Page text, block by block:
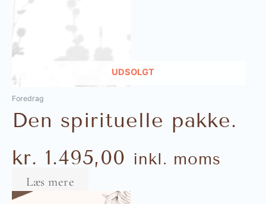
UDSOLGT
Foredrag
Den spirituelle pakke.
kr. 1.495,00 inkl. moms
Læs mere